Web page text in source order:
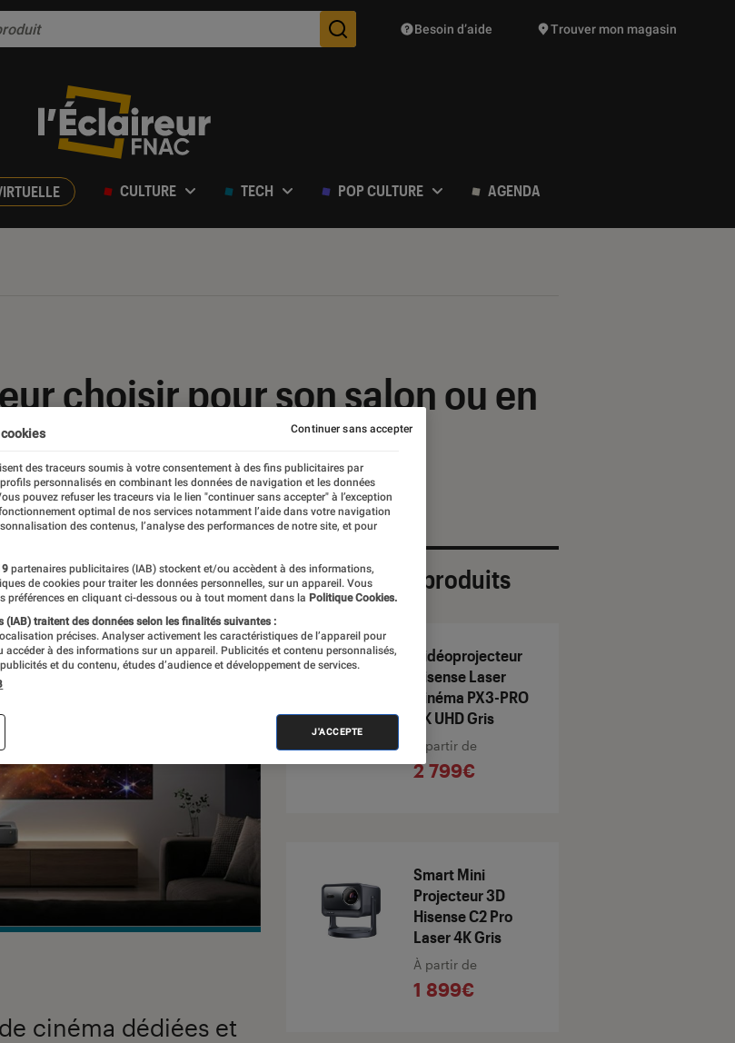
Des suggestions de produits vont vous être proposées
Besoin d’aide Trouver mon magasin
CULTURE TECH POP CULTURE AGENDA
choisir pour son salon ou en
guide d’achat
cinéma dédiées et
Sélection de produits
Vidéoprojecteur
Hisense Laser
Cinéma PX3-PRO
4K UHD Gris
À partir de
2 799€
Smart Mini
Projecteur 3D
Hisense C2 Pro
Laser 4K Gris
À partir de
1 899€
des traceurs soumis à votre consentement à des fins publicitaires par
personnalisés en combinant les données de navigation et les données
pouvez refuser les traceurs via le lien "continuer sans accepter" à l’exception
optimal de nos services notamment l’aide dans votre navigation
des contenus, l’analyse des performances de notre site, et pour
partenaires publicitaires (IAB) stockent et/ou accèdent à des informations,
de cookies pour traiter les données personnelles, sur un appareil. Vous
préférences en cliquant ci-dessous ou à tout moment dans la Politique Cookies.
(IAB) traitent des données selon les finalités suivantes :
précises. Analyser activement les caractéristiques de l’appareil pour
accéder à des informations sur un appareil. Publicités et contenu personnalisés,
et du contenu, études d’audience et développement de services.
J'ACCEPTE
Continuer sans accepter